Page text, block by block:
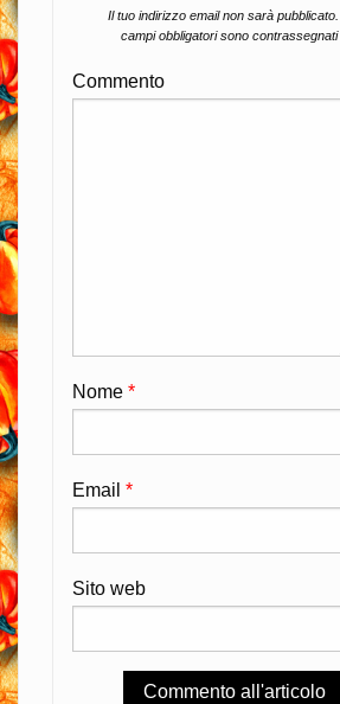
Il tuo indirizzo email non sarà pubblicato.
campi obbligatori sono contrassegnati
Commento
Nome *
Email *
Sito web